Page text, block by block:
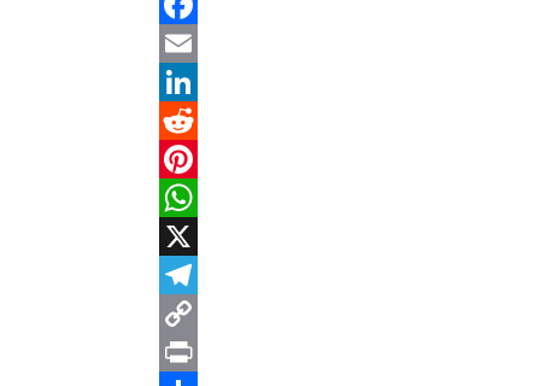
Facebook
Email
LinkedIn
Reddit
Pinterest
WhatsApp
X
Telegram
Copy